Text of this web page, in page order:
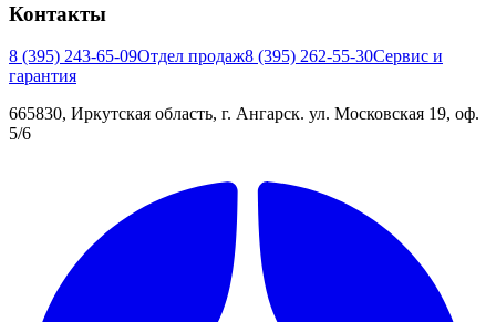
Контакты
8 (395) 243-65-09Отдел продаж8 (395) 262-55-30Сервис и
гарантия
665830, Иркутская область, г. Ангарск. ул. Московская 19, оф.
5/6